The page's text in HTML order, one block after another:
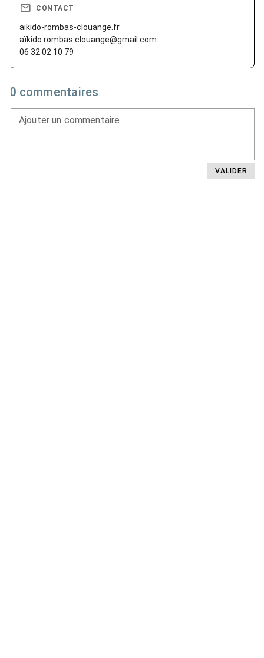
CONTACT
aikido-rombas-clouange.fr
aïkido.rombas.clouange@gmail.com
06 32 02 10 79
0 commentaires
Ajouter un commentaire
VALIDER